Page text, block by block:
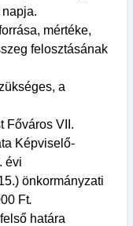
mértéke,
felosztásának
a
Főváros VII.
Képviselő-
évi
önkormányzati
Ft.
határa